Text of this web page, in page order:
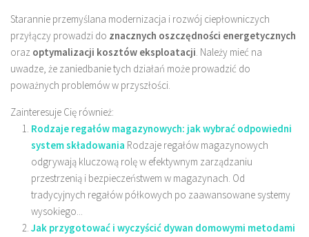
Starannie przemyślana modernizacja i rozwój ciepłowniczych
przyłączy prowadzi do znacznych oszczędności energetycznych
oraz optymalizacji kosztów eksploatacji. Należy mieć na
uwadze, że zaniedbanie tych działań może prowadzić do
poważnych problemów w przyszłości.
Zainteresuje Cię również:
Rodzaje regałów magazynowych: jak wybrać odpowiedni
system składowania Rodzaje regałów magazynowych
odgrywają kluczową rolę w efektywnym zarządzaniu
przestrzenią i bezpieczeństwem w magazynach. Od
tradycyjnych regałów półkowych po zaawansowane systemy
wysokiego...
Jak przygotować i wyczyścić dywan domowymi metodami